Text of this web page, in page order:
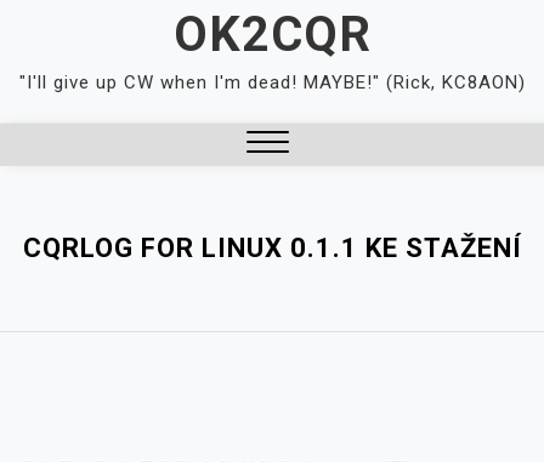
content
OK2CQR
"I'll give up CW when I'm dead! MAYBE!" (Rick, KC8AON)
CQRLOG FOR LINUX 0.1.1 KE STAŽENÍ